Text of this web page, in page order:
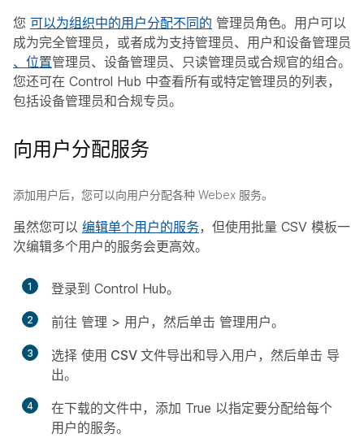
您 可以为组织中的用户分配不同的 管理员角色。用户可以
成为完全管理员，或者成为支持管理员、用户和设备管理员
、位置管理员、设备管理员、只读管理员或合规官的组合。
您还可在 Control Hub 中查看所有或特定管理员的列表，
包括设备管理员和合规专员。
向用户分配服务
添加用户后，您可以向用户分配各种 Webex 服务。
虽然您可以 编辑单个用户的服务，但使用批量 CSV 模板一
次编辑多个用户的服务会更高效。
1 登录到 Control Hub。
2 前往 管理 > 用户 ，然后单击 管理用户。
3 选择 使用 CSV 文件导出和导入用户 ，然后单击 导
出。
4 在下载的文件中，添加 True 以指定要分配给每个
用户的服务。